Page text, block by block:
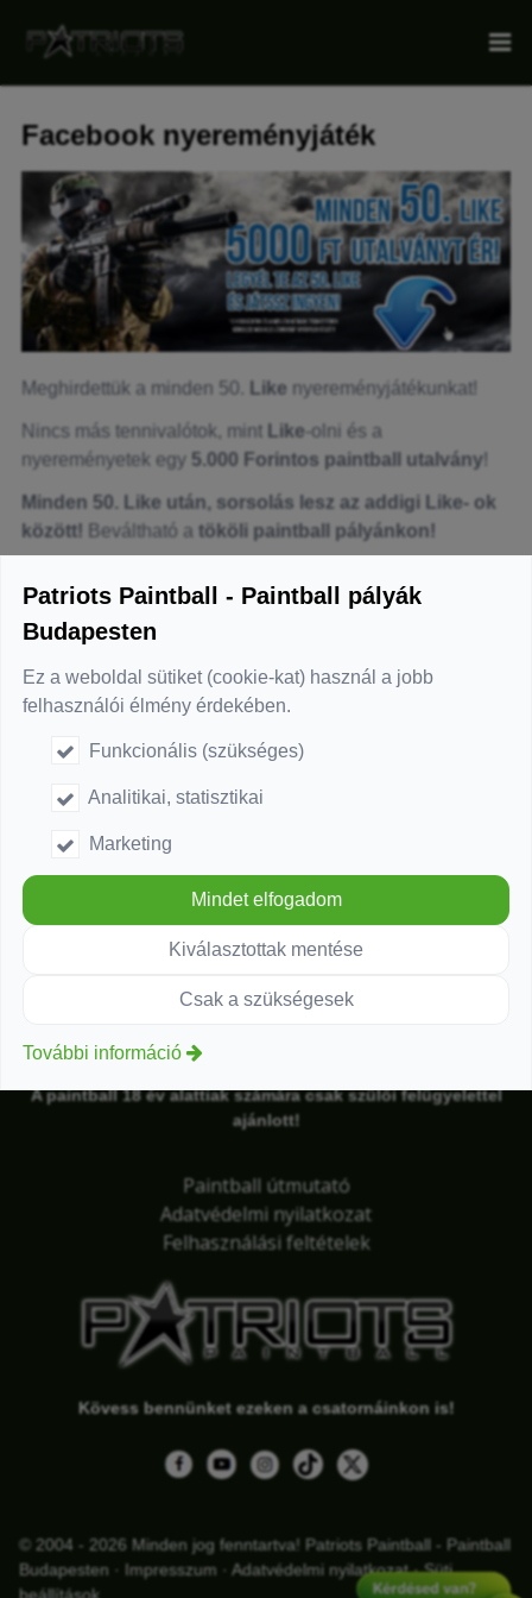
Facebook nyereményjáték
Meghirdettük a minden 50. Like nyereményjátékunkat!
Nincs más tennivalótok, mint Like-olni és a
nyereményetek egy 5.000 Forintos paintball utalvány
Minden 50. Like után, sorsolás lesz az addigi Like- ok
között!
Beváltható a tököli paintball pályánkon!
A paintball 18 év alattiak számára csak szülői felügyelettel
ajánlott!
Paintball útmutató
Adatvédelmi nyilatkozat
Felhasználási feltételek
Kövess bennünket ezeken a csatornáinkon is!
© 2004 - 2026 Minden jog fenntartva! Patriots Paintball - Paintball
Budapesten
Impresszum Adatvédelmi nyilatkozat
Süti
Patriots Paintball - Paintball pályák
Budapesten
Ez a weboldal sütiket (cookie-kat) használ a jobb
felhasználói élmény érdekében.
Funkcionális (szükséges)
Analitikai, statisztikai
Marketing
Mindet elfogadom
Kiválasztottak mentése
Csak a szükségesek
További információ